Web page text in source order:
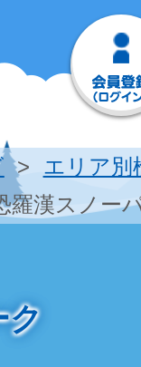
エリア別
羅漢スノー
ク